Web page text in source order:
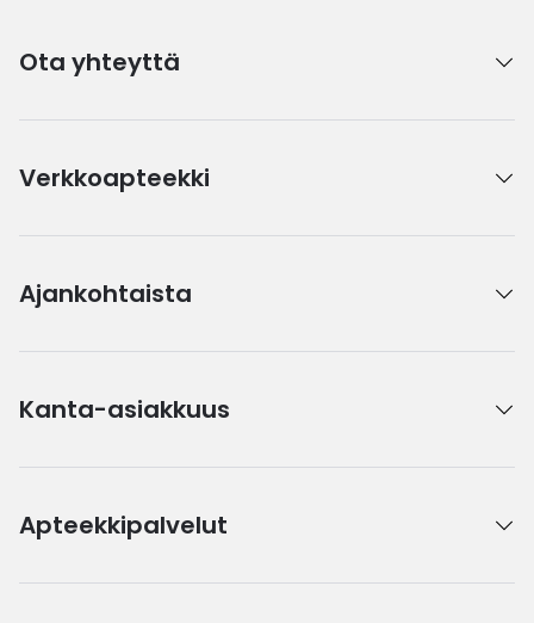
Ota yhteyttä
Verkkoapteekki
Ajankohtaista
Kanta-asiakkuus
Apteekkipalvelut